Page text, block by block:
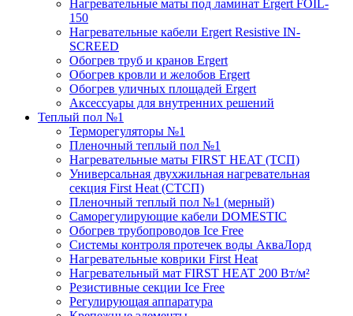
Нагревательные маты под ламинат Ergert FOIL-
150
Нагревательные кабели Ergert Resistive IN-
SCREED
Обогрев труб и кранов Ergert
Обогрев кровли и желобов Ergert
Обогрев уличных площадей Ergert
Аксессуары для внутренних решений
Теплый пол №1
Терморегуляторы №1
Пленочный теплый пол №1
Нагревательные маты FIRST HEAT (ТСП)
Универсальная двухжильная нагревательная
секция First Heat (СТСП)
Пленочный теплый пол №1 (мерный)
Саморегулирующие кабели DOMESTIC
Обогрев трубопроводов Ice Free
Системы контроля протечек воды АкваЛорд
Нагревательные коврики First Heat
Нагревательный мат FIRST HEAT 200 Вт/м²
Резистивные секции Ice Free
Регулирующая аппаратура